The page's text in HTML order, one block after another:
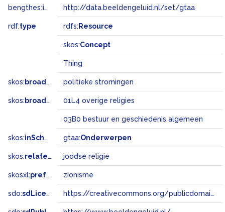
bengthes:inSet http://data.beeldengeluid.nl/set/gtaa
rdf:type rdfs: Resource
skos:Concept
Thing
skos: broader politieke stromingen
skos: broadMatch 01L4 overige religies
03B0 bestuur en geschiedenis algemeen
skos:inScheme gtaa:Onderwerpen
skos:related joodse religie
skosxl:prefLabel zionisme
sdo:sdLicense https://creativecommons.org/publicdomain/zero/1.0/